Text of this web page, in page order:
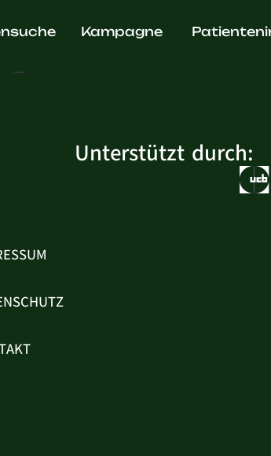
Kampagne
Unterstützt durch: